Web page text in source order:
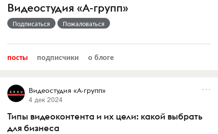
Видеостудия «А-групп»
Подписаться Пожаловаться
посты подписчики о блоге
Видеостудия «А-групп»
4 дек 2024
Типы видеоконтента и их цели: какой выбрать
для бизнеса